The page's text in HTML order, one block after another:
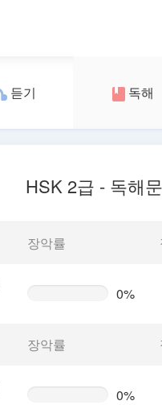
듣기 독해
HSK 2급 - 독해
장악률
0%
장악률
0%